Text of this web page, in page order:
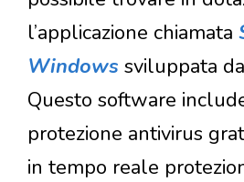
l’applicazione chiamata
Windows sviluppata
Questo software
protezione antivirus
in tempo reale